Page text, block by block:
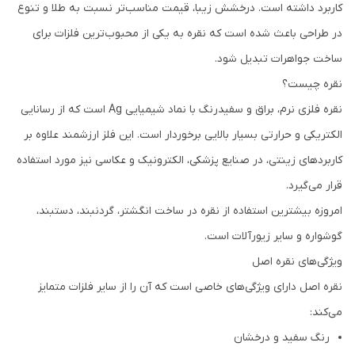
کاربرد داشته است. درخشش زیبا، قیمت مناسب‌تر نسبت به طلا و تنوع
در طراحی باعث شده است که نقره به یکی از محبوب‌ترین فلزات برای
ساخت جواهرات تبدیل شود.
نقره چیست؟
نقره فلزی نرم، براق و سفیدرنگ با نماد شیمیایی Ag است که از رسانایی
الکتریکی و حرارتی بسیار بالایی برخوردار است. این فلز ارزشمند علاوه بر
کاربردهای زینتی، در صنایع پزشکی، الکترونیک و عکاسی نیز مورد استفاده
قرار می‌گیرد.
امروزه بیشترین استفاده از نقره در ساخت انگشتر، گردنبند، دستبند،
گوشواره و سایر زیورآلات است.
ویژگی‌های نقره اصل
نقره اصل دارای ویژگی‌های خاصی است که آن را از سایر فلزات متمایز
می‌کند:
رنگ سفید و درخشان